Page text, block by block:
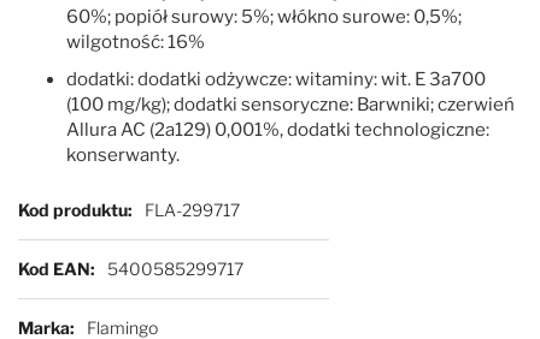
60%; popiół surowy: 5%; włókno surowe: 0,5%;
wilgotność: 16%
dodatki: dodatki odżywcze: witaminy: wit. E 3a700
(100 mg/kg); dodatki sensoryczne: Barwniki; czerwień
Allura AC (2a129) 0,001%, dodatki technologiczne:
konserwanty.
Więcej informacji
Kod produktu FLA-299717
Kod EAN 5400585299717
Marka Flamingo